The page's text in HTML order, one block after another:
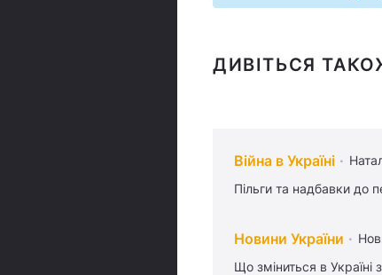
ДИВІТЬСЯ
Війна в Україні
Пільги та надбавки до
Новини України
Що зміниться в Україні